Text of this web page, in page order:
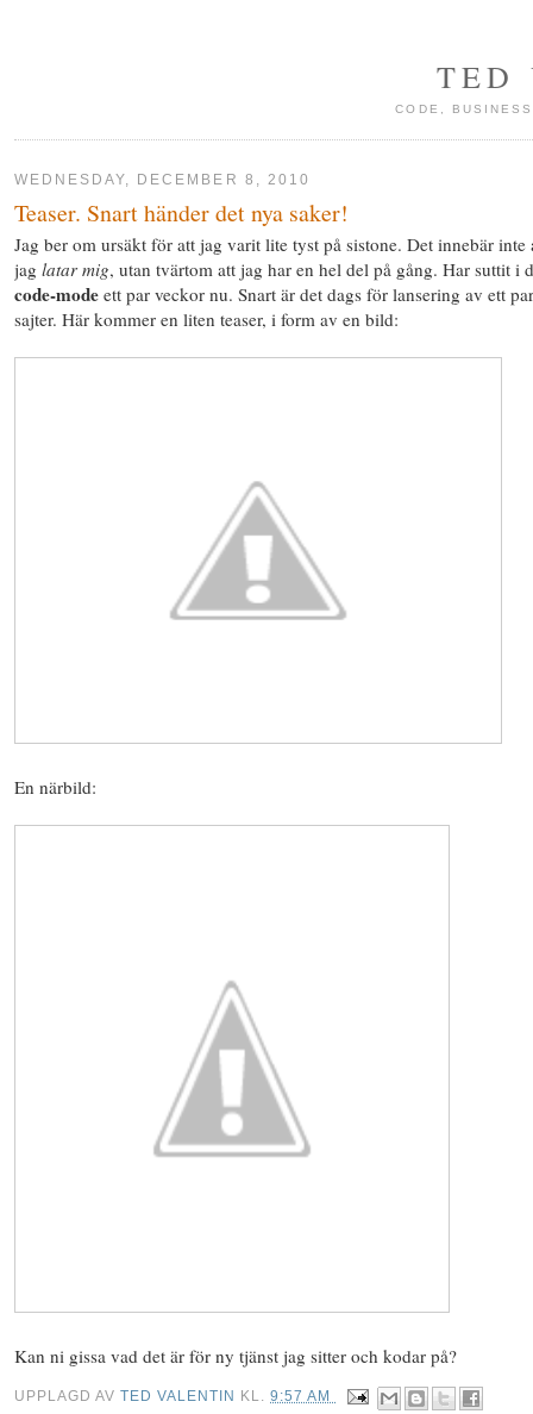
TED
CODE,
WEDNESDAY, DECEMBER 8, 2010
Teaser. Snart händer det nya saker!
Jag ber om ursäkt för att jag varit lite tyst på sistone. Det innebär inte
jag latar mig, utan tvärtom att jag har en hel del på gång. Har suttit i
code-mode ett par veckor nu. Snart är det dags för lansering av ett
sajter. Här kommer en liten teaser, i form av en bild:
En närbild:
Kan ni gissa vad det är för ny tjänst jag sitter och kodar på?
UPPLAGD AVTED VALENTIN KL.9:57 AM